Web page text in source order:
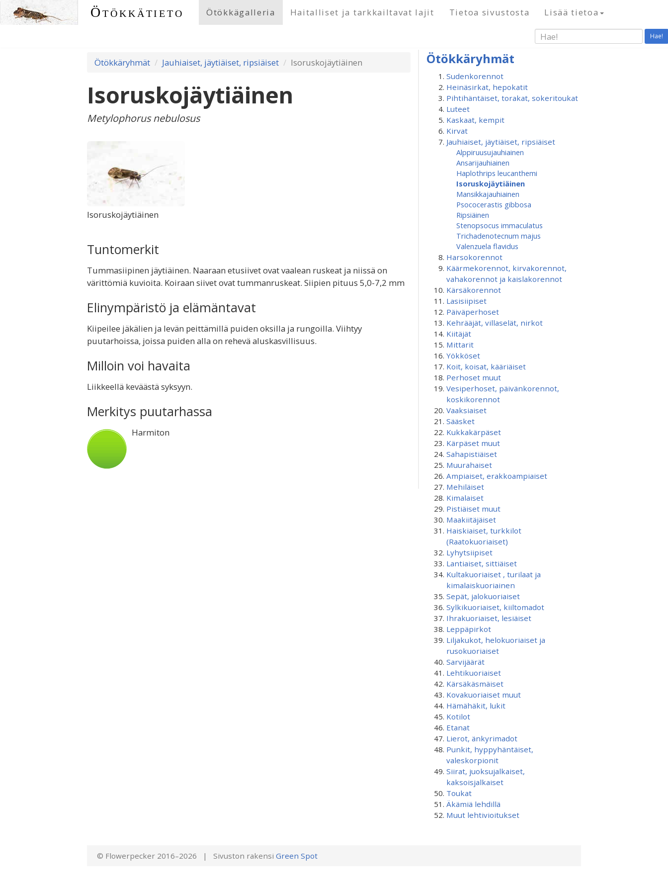
Ötökkätieto Ötökkägalleria Haitalliset ja tarkkailtavat lajit Tietoa sivustosta Lisää tietoa
Hae!
Ötökkäryhmät Jauhiaiset, jäytiäiset, ripsiäiset Isoruskojäytiäinen
Isoruskojäytiäinen
Metylophorus nebulosus
Isoruskojäytiäinen
Tuntomerkit
Tummasiipinen jäytiäinen. Naaraan etusiivet ovat vaalean ruskeat ja niissä on
värittömiä kuvioita. Koiraan siivet ovat tummanruskeat. Siipien pituus 5,0-7,2 mm
Elinympäristö ja elämäntavat
Kiipeilee jäkälien ja levän peittämillä puiden oksilla ja rungoilla. Viihtyy
puutarhoissa, joissa puiden alla on rehevä aluskasvillisuus.
Milloin voi havaita
Liikkeellä keväästä syksyyn.
Merkitys puutarhassa
Harmiton
Ötökkäryhmät
Sudenkorennot
Heinäsirkat, hepokatit
Pihtihäntäiset, torakat, sokeritoukat
Luteet
Kaskaat, kempit
Kirvat
Jauhiaiset, jäytiäiset, ripsiäiset
Alppiruusu­jauhiainen
Ansarijauhiainen
Haplothrips leucanthemi
Isoruskojäytiäinen
Mansikkajauhiainen
Psococerastis gibbosa
Ripsiäinen
Stenopsocus immaculatus
Trichadenotecnum majus
Valenzuela flavidus
Harsokorennot
Käärmekorennot, kirvakorennot,
vahakorennot ja kaislakorennot
Kärsäkorennot
Lasisiipiset
Päiväperhoset
Kehrääjät, villaselät, nirkot
Kiitäjät
Mittarit
Yökköset
Koit, koisat, kääriäiset
Perhoset muut
Vesiperhoset, päivänkorennot,
koskikorennot
Vaaksiaiset
Sääsket
Kukkakärpäset
Kärpäset muut
Sahapistiäiset
Muurahaiset
Ampiaiset, erakkoampiaiset
Mehiläiset
Kimalaiset
Pistiäiset muut
Maakiitäjäiset
Haiskiaiset, turkkilot
(Raatokuoriaiset)
Lyhytsiipiset
Lantiaiset, sittiäiset
Kultakuoriaiset , turilaat ja
kimalaiskuoriainen
Sepät, jalokuoriaiset
Sylkikuoriaiset, kiiltomadot
Ihrakuoriaiset, lesiäiset
Leppäpirkot
Liljakukot, helokuoriaiset ja
rusokuoriaiset
Sarvijäärät
Lehtikuoriaiset
Kärsäkäsmäiset
Kovakuoriaiset muut
Hämähäkit, lukit
Kotilot
Etanat
Lierot, änkyrimadot
Punkit, hyppyhäntäiset,
valeskorpionit
Siirat, juoksujalkaiset,
kaksoisjalkaiset
Toukat
Äkämiä lehdillä
Muut lehtivioitukset
© Flowerpecker 2016–2026 | Sivuston rakensi Green Spot